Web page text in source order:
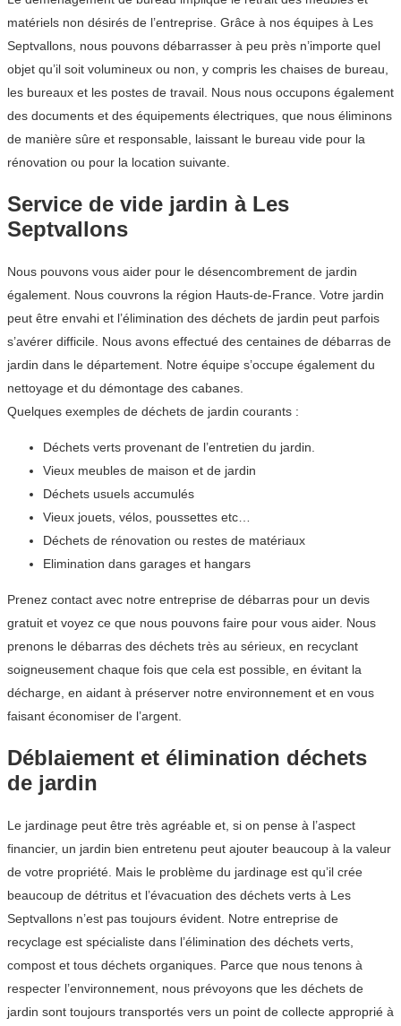
matériels non désirés de l’entreprise. Grâce à nos équipes à Les
Septvallons, nous pouvons débarrasser à peu près n’importe quel
objet qu’il soit volumineux ou non, y compris les chaises de bureau,
les bureaux et les postes de travail. Nous nous occupons également
des documents et des équipements électriques, que nous éliminons
de manière sûre et responsable, laissant le bureau vide pour la
rénovation ou pour la location suivante.
Service de vide jardin à Les
Septvallons
Nous pouvons vous aider pour le désencombrement de jardin
également. Nous couvrons la région Hauts-de-France. Votre jardin
peut être envahi et l’élimination des déchets de jardin peut parfois
s’avérer difficile. Nous avons effectué des centaines de débarras de
jardin dans le département. Notre équipe s’occupe également du
nettoyage et du démontage des cabanes.
Quelques exemples de déchets de jardin courants :
Déchets verts provenant de l’entretien du jardin.
Vieux meubles de maison et de jardin
Déchets usuels accumulés
Vieux jouets, vélos, poussettes etc…
Déchets de rénovation ou restes de matériaux
Elimination dans garages et hangars
Prenez contact avec notre entreprise de débarras pour un devis
gratuit et voyez ce que nous pouvons faire pour vous aider. Nous
prenons le débarras des déchets très au sérieux, en recyclant
soigneusement chaque fois que cela est possible, en évitant la
décharge, en aidant à préserver notre environnement et en vous
faisant économiser de l’argent.
Déblaiement et élimination déchets
de jardin
Le jardinage peut être très agréable et, si on pense à l’aspect
financier, un jardin bien entretenu peut ajouter beaucoup à la valeur
de votre propriété. Mais le problème du jardinage est qu’il crée
beaucoup de détritus et l’évacuation des déchets verts à Les
Septvallons n’est pas toujours évident. Notre entreprise de
recyclage est spécialiste dans l’élimination des déchets verts,
compost et tous déchets organiques. Parce que nous tenons à
respecter l’environnement, nous prévoyons que les déchets de
jardin sont toujours transportés vers un point de collecte approprié à